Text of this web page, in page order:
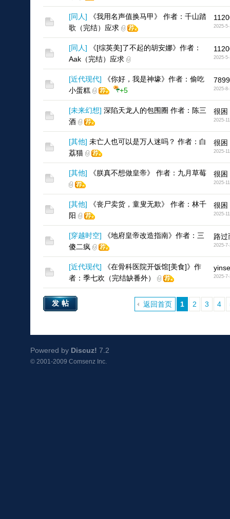
[同人]
《我用名声值换马甲》 作者：千山踏
歌（完结）应求
2025-
[同人]
《[综英美]了不起的胡安娜》作者：
Aak（完结）应求
2025-
[近代现代]
《你好，我是神壕》作者：偷吃
小蛋糕
+5 2025-
[未来幻想] 深陷天龙人的包围圈 作者：陈三
酒
很困
2025-
[其他] 未亡人也可以是万人迷吗？ 作者：白
荔猫
很困
2025-
[其他] 《朕真不想做皇帝》 作者：九月草莓 很困
2025-
[其他]
《丧尸卖货，童叟无欺》 作者：林千
阳
很困
2025-
[穿越时空]
《地府皇帝改造指南》作者：三
傻二疯
路过
2025-
[近代现代]
《在骨科医院开饭馆[美食]》作
者：季七欢（完结缺番外）
2025-7-
1 2 3 4
返回首页
发帖
Powered by Discuz! 7.2
© 2001-2009 Comsenz Inc.